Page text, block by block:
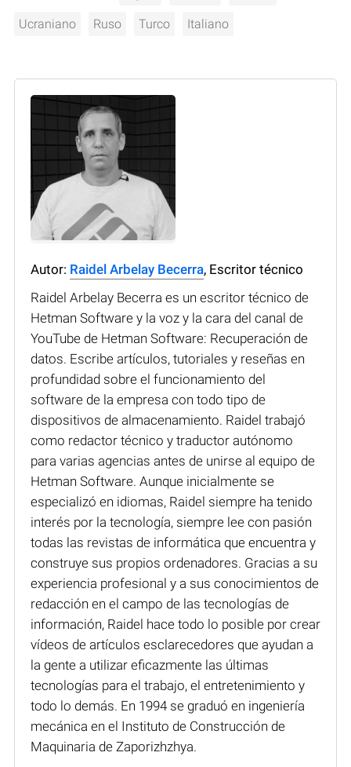
Ucraniano Ruso Turco Italiano
Autor: Raidel Arbelay Becerra, Escritor técnico
Raidel Arbelay Becerra es un escritor técnico de
Hetman Software y la voz y la cara del canal de
YouTube de Hetman Software: Recuperación de
datos. Escribe artículos, tutoriales y reseñas en
profundidad sobre el funcionamiento del
software de la empresa con todo tipo de
dispositivos de almacenamiento. Raidel trabajó
como redactor técnico y traductor autónomo
para varias agencias antes de unirse al equipo de
Hetman Software. Aunque inicialmente se
especializó en idiomas, Raidel siempre ha tenido
interés por la tecnología, siempre lee con pasión
todas las revistas de informática que encuentra y
construye sus propios ordenadores. Gracias a su
experiencia profesional y a sus conocimientos de
redacción en el campo de las tecnologías de
información, Raidel hace todo lo posible por crear
vídeos de artículos esclarecedores que ayudan a
la gente a utilizar eficazmente las últimas
tecnologías para el trabajo, el entretenimiento y
todo lo demás. En 1994 se graduó en ingeniería
mecánica en el Instituto de Construcción de
Maquinaria de Zaporizhzhya.